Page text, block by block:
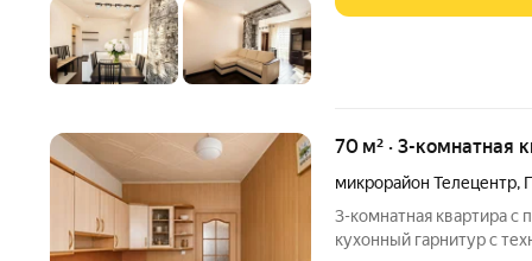
70 м² · 3-комнатная
микрорайон Телецентр,
3-комнатная квартира с
кухонный гарнитур с